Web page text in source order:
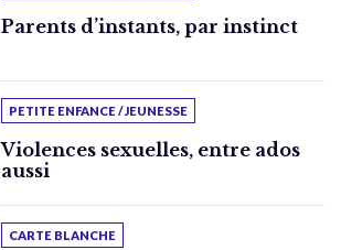
Parents d’instants, par instinct
PETITE ENFANCE / JEUNESSE
Violences sexuelles, entre ados
aussi
CARTE BLANCHE